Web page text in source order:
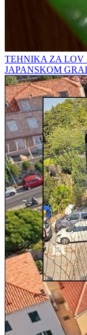
TEHNIKA ZA LOV
JAPANSKOM